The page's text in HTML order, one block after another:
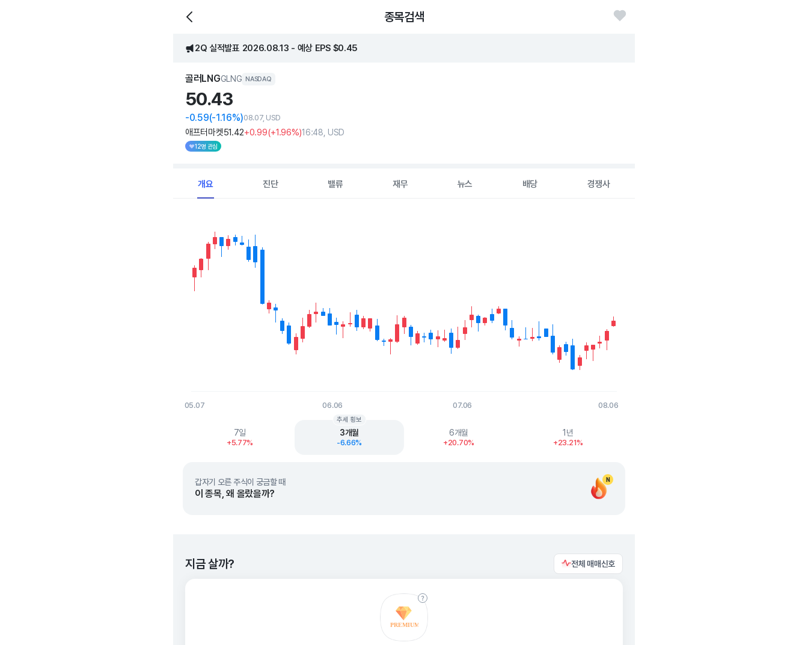
종목검색
2Q 실적발표 2026.08.13 - 예상 EPS $0.45
골러LNGGLNG NASDAQ
50.43
-0.59(-1.16%)08.07, USD
애프터마켓51.42+0.99(+1.96%)16:48, USD
12명 관심
개요 진단 밸류 재무 뉴스 배당 경쟁사
View as data table, Chart
The chart has 1 X axis displaying Time. Data ranges from 2026-05-07 00:00:00 to 2026-08-06 00:00:00.
The chart has 1 Y axis displaying values. Data ranges from 47.27 to 57.79.
05.07 06.06 07.06 08.06
7일
+5.77%
3개월
-6.66%
추세 횡보
6개월
+20.70%
1년
+23.21%
N
갑자기 오른 주식이 궁금할 때
이 종목, 왜 올랐을까?
지금 살까? 전체 매매신호